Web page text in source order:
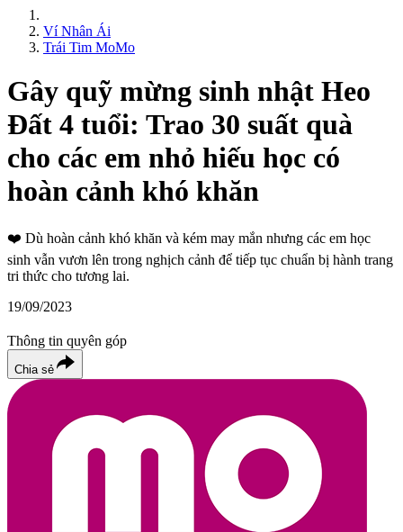
Ví Nhân Ái
Trái Tim MoMo
Gây quỹ mừng sinh nhật Heo
Đất 4 tuổi: Trao 30 suất quà
cho các em nhỏ hiếu học có
hoàn cảnh khó khăn
❤️ Dù hoàn cảnh khó khăn và kém may mắn nhưng các em học
sinh vẫn vươn lên trong nghịch cảnh để tiếp tục chuẩn bị hành trang
tri thức cho tương lai.
19/09/2023
Thông tin quyên góp
Chia sẻ